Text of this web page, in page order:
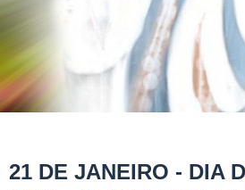
21 DE JANEIRO - DIA